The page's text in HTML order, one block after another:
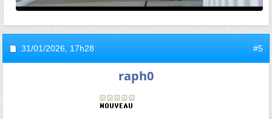
31/01/2026, 17h28 #5
raph0